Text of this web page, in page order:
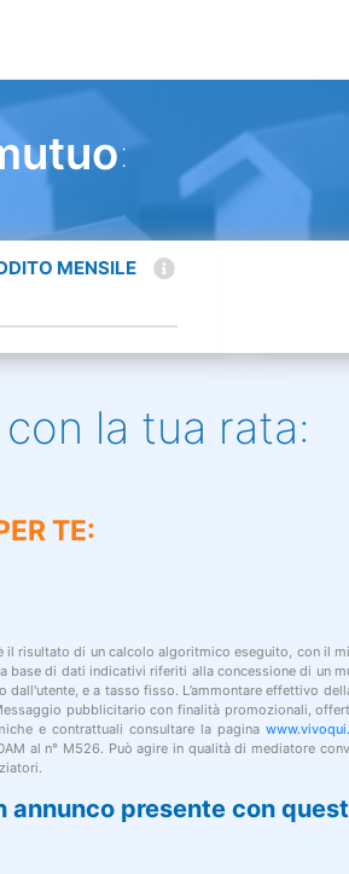
:
MENSILE
con la tua rata:
annunco presente con
TE:
il risultato di un calcolo algoritmico eseguito, con il
base di dati indicativi riferiti alla concessione di un
dall'utente, e a tasso fisso. L’ammontare effettivo
pubblicitario con finalità promozionali,
e contrattuali consultare la pagina
al n° M526. Può agire in qualità di mediatore